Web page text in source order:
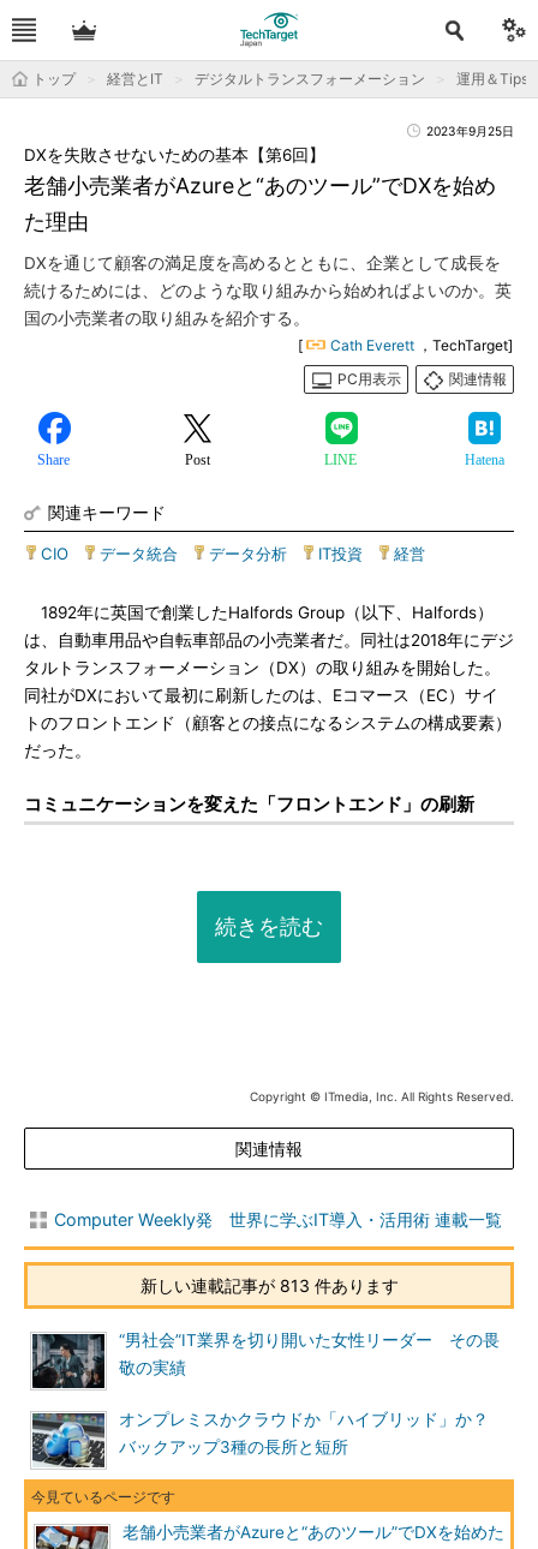
トップ 経営とIT デジタルトランスフォーメーション 運用＆Tips
2023年9月25日
老舗小売業者がAzureと“あのツール”でDXを始め
た理由
DXを失敗させないための基本【第6回】
DXを通じて顧客の満足度を高めるとともに、企業として成長を
続けるためには、どのような取り組みから始めればよいのか。英
国の小売業者の取り組みを紹介する。
[ Cath Everett ，TechTarget]
PC用表示
関連情報
Share Post LINE Hatena
関連キーワード
CIO データ統合 データ分析 IT投資 経営
1892年に英国で創業したHalfords Group（以下、Halfords）
は、自動車用品や自転車部品の小売業者だ。同社は2018年にデジ
タルトランスフォーメーション（DX）の取り組みを開始した。
同社がDXにおいて最初に刷新したのは、Eコマース（EC）サイ
トのフロントエンド（顧客との接点になるシステムの構成要素）
だった。
コミュニケーションを変えた「フロントエンド」の刷新
続きを読む
Copyright © ITmedia, Inc. All Rights Reserved.
関連情報
Computer Weekly発 世界に学ぶIT導入・活用術 連載一覧
新しい連載記事が 813 件あります
“男社会”IT業界を切り開いた女性リーダー その畏
敬の実績
オンプレミスかクラウドか「ハイブリッド」か？
バックアップ3種の長所と短所
老舗小売業者がAzureと“あのツール”でDXを始めた